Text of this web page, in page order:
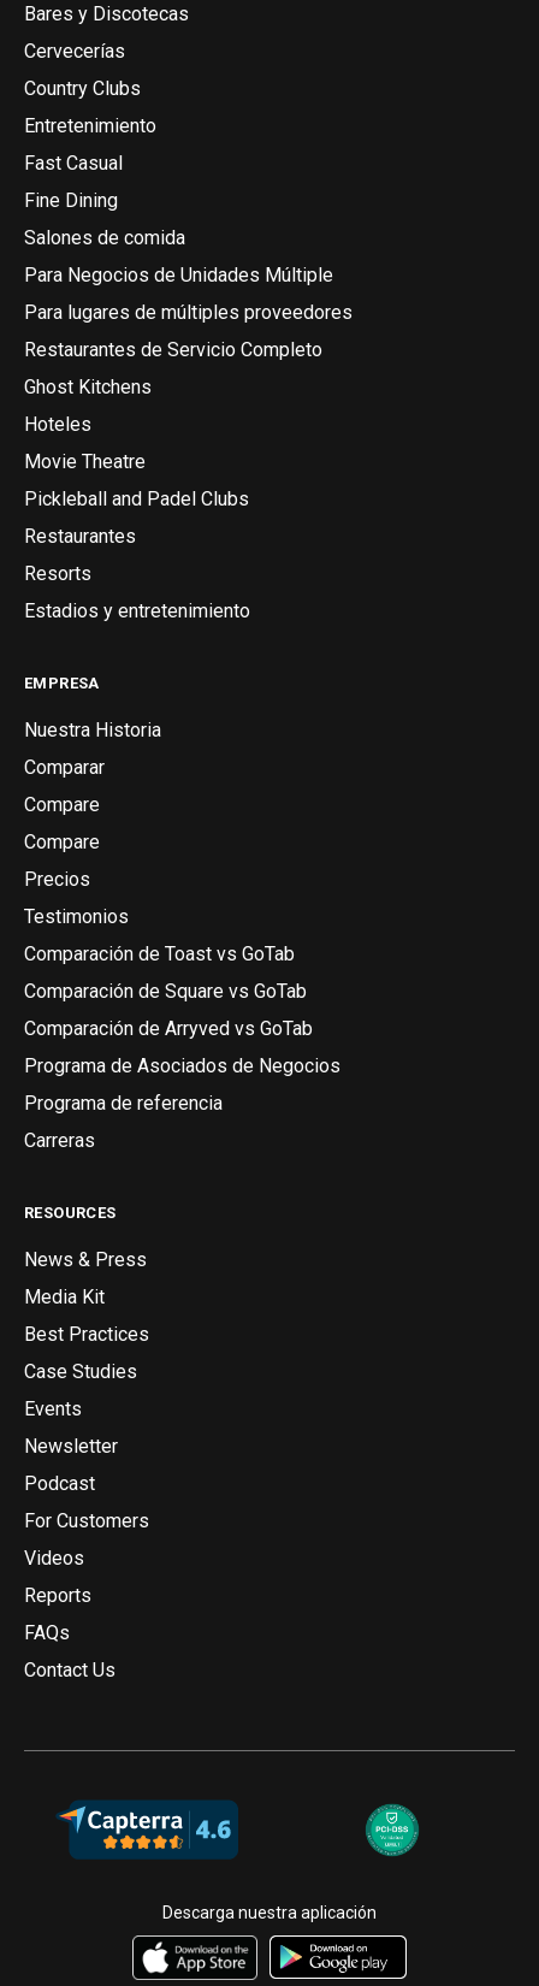
Bares y Discotecas
Cervecerías
Country Clubs
Entretenimiento
Fast Casual
Fine Dining
Salones de comida
Para Negocios de Unidades Múltiple
Para lugares de múltiples proveedores
Restaurantes de Servicio Completo
Ghost Kitchens
Hoteles
Movie Theatre
Pickleball and Padel Clubs
Restaurantes
Resorts
Estadios y entretenimiento
EMPRESA
Nuestra Historia
Comparar
Compare
Compare
Precios
Testimonios
Comparación de Toast vs GoTab
Comparación de Square vs GoTab
Comparación de Arryved vs GoTab
Programa de Asociados de Negocios
Programa de referencia
Carreras
RESOURCES
News & Press
Media Kit
Best Practices
Case Studies
Events
Newsletter
Podcast
For Customers
Videos
Reports
FAQs
Contact Us
Descarga nuestra aplicación